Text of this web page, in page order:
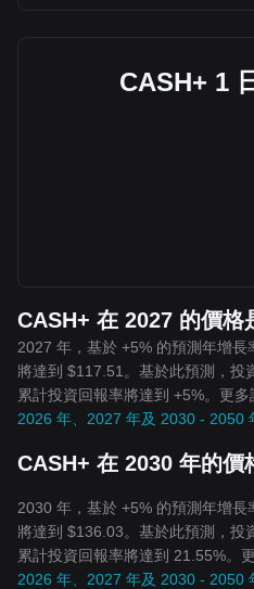
CASH+ 1
CASH+ 在 2027 的價格
2027 年，基於 +5% 的預測年增
將達到 $117.51。基於此預測，投
累計投資回報率將達到 +5%。更
2026 年、2027 年及 2030 - 2050
CASH+ 在 2030 年的價
2030 年，基於 +5% 的預測年增
將達到 $136.03。基於此預測，投
累計投資回報率將達到 21.55%。
2026 年、2027 年及 2030 - 2050